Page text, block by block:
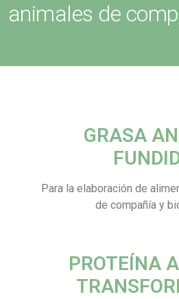
animales de
GRASA
Para la elaboración de
de compañía y
PROTEÍNA